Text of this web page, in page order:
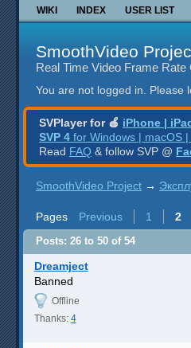
WIKI INDEX USER LIST
SmoothVideo
Real Time Video Frame Rate
You are not logged in. Please
SVPlayer for 🍎 iPhone |
SVP 4 for Windows | macOS
Read FAQ & follow SVP @
SmoothVideo Project →
Pages Previous 1 2
Posts: 26 to 50 of 54
Dreamject
Banned
Offline
Thanks: 4